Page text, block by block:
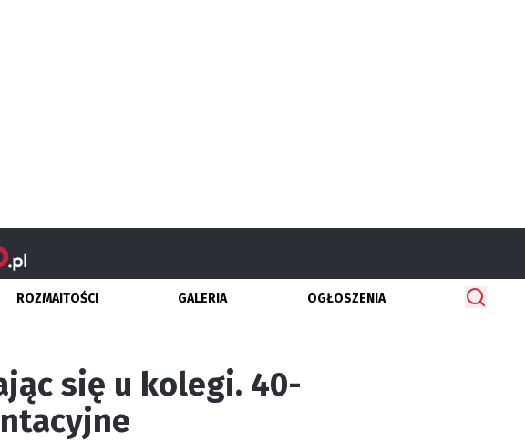
ROZMAITOŚCI GALERIA OGŁOSZENIA
się u kolegi. 40-